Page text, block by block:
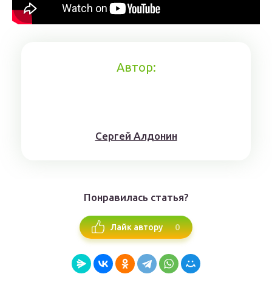
Автор:
Сергей Алдонин
Понравилась статья?
Лайк автору 0